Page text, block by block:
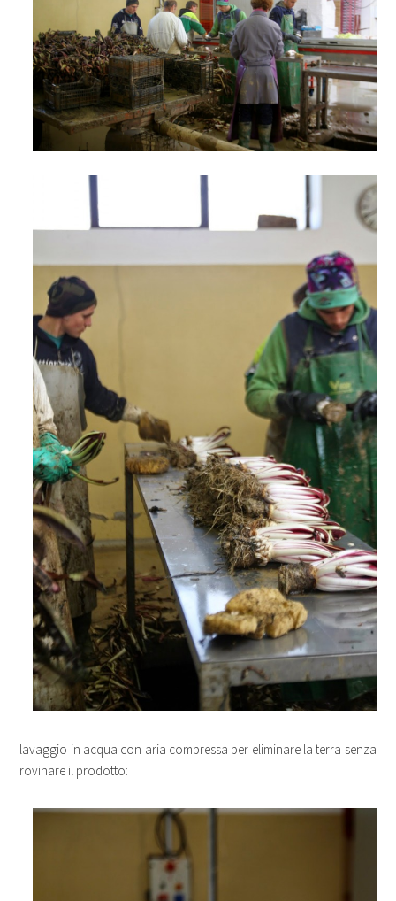
lavaggio in acqua con aria compressa per eliminare la terra senza
rovinare il prodotto: